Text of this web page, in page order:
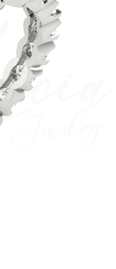
TAMTUR YÜZÜK
HARFLI KOLYE UCU